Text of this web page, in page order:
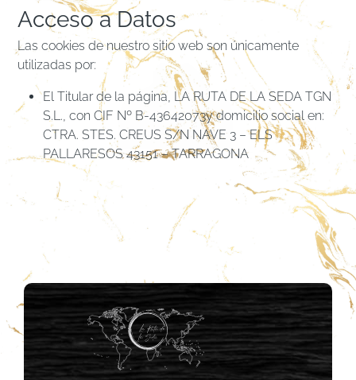
Acceso a Datos
Las cookies de nuestro sitio web son únicamente
utilizadas por:
El Titular de la página, LA RUTA DE LA SEDA TGN
S.L., con CIF Nº B-43642073y domicilio social en:
CTRA. STES. CREUS S/N NAVE 3 – ELS
PALLARESOS 43151 – TARRAGONA